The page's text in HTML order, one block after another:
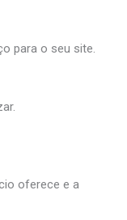
para o seu site.
oferece e a